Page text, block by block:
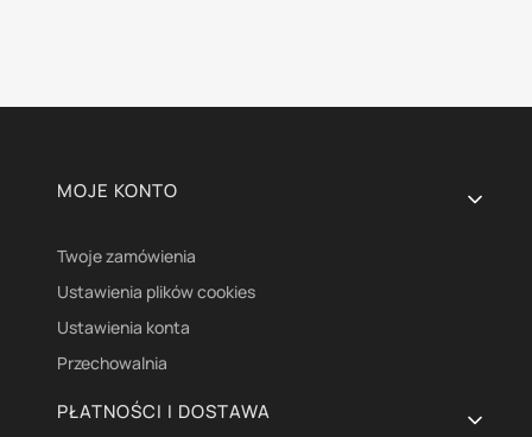
Linki w stopce
MOJE KONTO
Twoje zamówienia
Ustawienia plików cookies
Ustawienia konta
Przechowalnia
PŁATNOŚCI I DOSTAWA